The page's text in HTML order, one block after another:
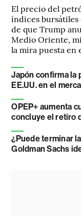
El precio del
índices bursátiles
de que Trump
Medio Oriente,
la mira puesta en
Japón confirma la
EE.UU. en el
OPEP+ aumenta
concluye el retiro
¿Puede terminar
Goldman Sachs